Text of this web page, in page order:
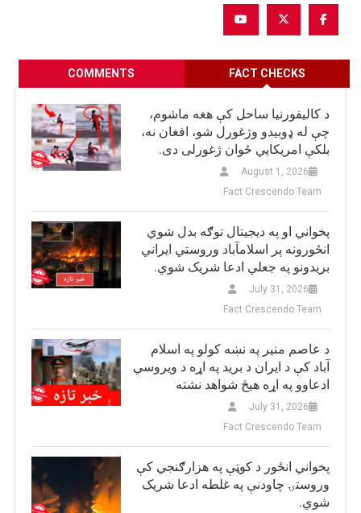
FACT CHECKS
COMMENTS
د کالیفورنیا ساحل کې هغه ماشوم،
چې له ډوبیدو وژغورل شو، افغان نه،
بلکې امریکایي ځوان ژغورلی دی.
August 1, 2026
Fact Crescendo Team
پخواني او په دیجیتال توګه بدل شوي
انځورونه پر اسلامآباد وروستي ایراني
بريدونو په جعلي ادعا شریک شوي.
July 31, 2026
Fact Crescendo Team
د عاصم منیر په نښه کولو په اسلام
آباد کې د ایران د برید په اړه د ویروسي
ادعاوو په اړه هیڅ شواهد نشته
July 31, 2026
Fact Crescendo Team
پخواني انځور د کوټې په هزارګنجي کې
وروستۍ چاودنې په غلطه ادعا شریک
شوي.